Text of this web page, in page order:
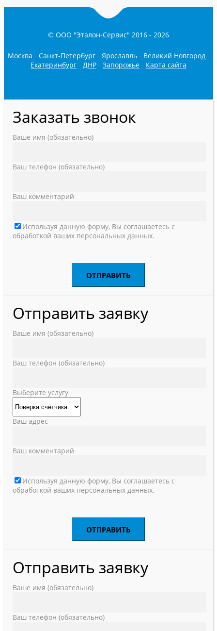
© ООО "Эталон-Сервис" 2016 - 2026
Москва - Санкт-Петербург- Ярославль- Великий Новгород-
Екатеринбург - ДНР - Запорожье - Карта сайта
Заказать звонок
Ваше имя (обязательно)
Ваш телефон (обязательно)
Ваш комментарий
Используя данную форму, Вы соглашаетесь с
обработкой ваших персональных данных.
Отправить заявку
Ваше имя (обязательно)
Ваш телефон (обязательно)
Выберите услугу
Ваш адрес
Ваш комментарий
Используя данную форму, Вы соглашаетесь с
обработкой ваших персональных данных.
Отправить заявку
Ваше имя (обязательно)
Ваш телефон (обязательно)